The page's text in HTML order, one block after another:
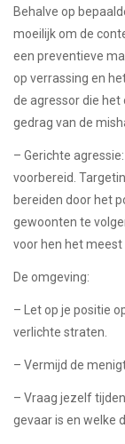
Behalve op
moeilijk om de
een preventieve
op verrassing en
de agressor die
gedrag van de
– Gerichte
voorbereid.
bereiden door het
gewoonten te
voor hen het meest
De omgeving:
– Let op je positie
verlichte straten.
– Vermijd de
– Vraag jezelf
gevaar is en welke